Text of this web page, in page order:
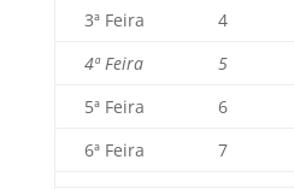
3ª Feira 4
4ª Feira
5
5ª Feira
6
6ª Feira
7